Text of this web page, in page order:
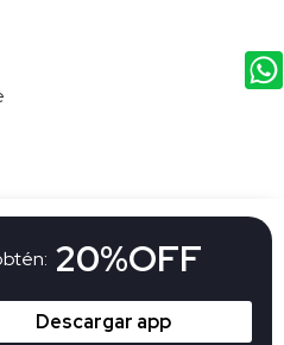
20%OFF
Descargar app